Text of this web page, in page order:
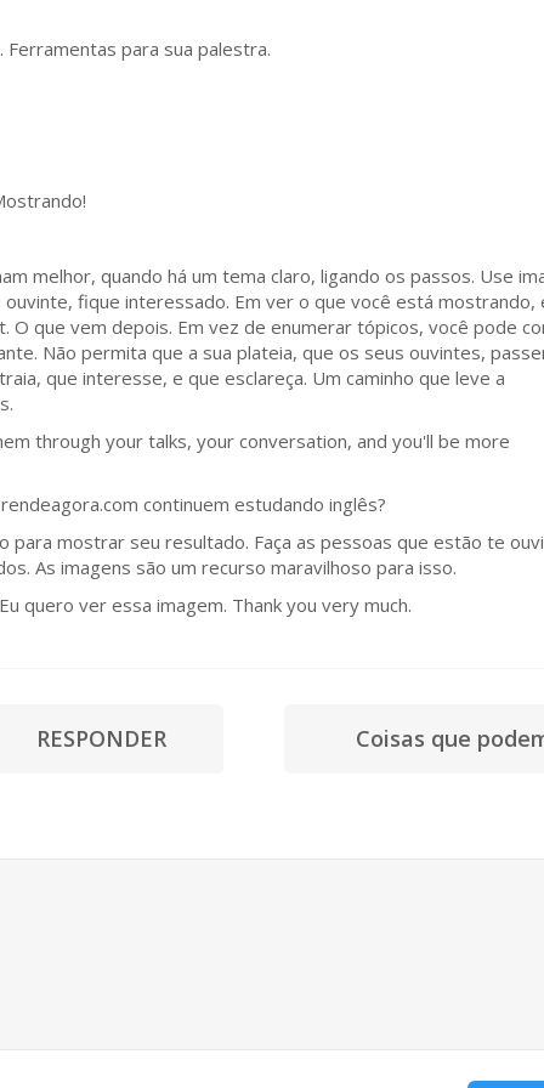
para sua palestra.
melhor, quando há um tema claro, ligando os passos. Use
fique interessado. Em ver o que você está mostrando,
que vem depois. Em vez de enumerar tópicos, você pode
Não permita que a sua plateia, que os seus ouvintes,
que interesse, e que esclareça. Um caminho que leve a
through your talks, your conversation, and you'll be more
continuem estudando inglês?
para mostrar seu resultado. Faça as pessoas que estão te
As imagens são um recurso maravilhoso para isso.
quero ver essa imagem. Thank you very much.
RESPONDER Coisas que